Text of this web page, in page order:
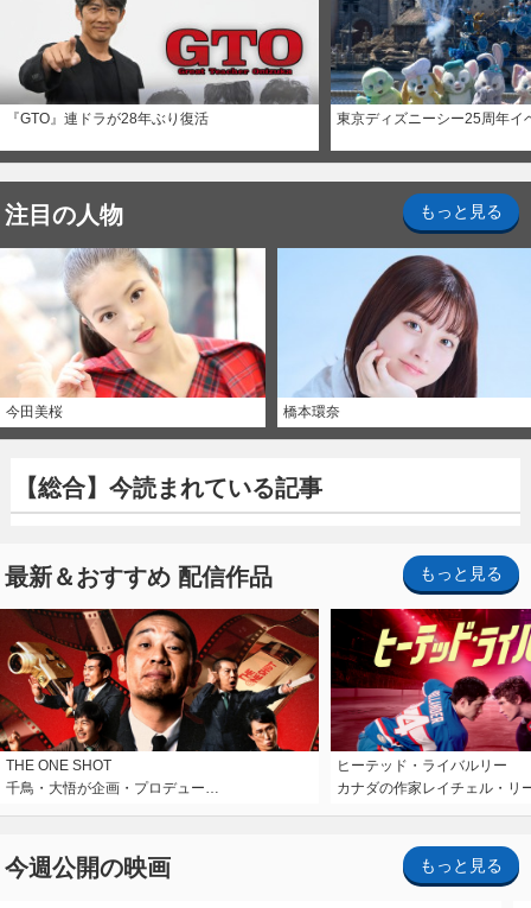
『GTO』連ドラが28年ぶり復活 東京ディズニーシー25周年イ
注目の人物 もっと見る
今田美桜 橋本環奈
【総合】今読まれている記事
最新＆おすすめ 配信作品 もっと見る
THE ONE SHOT
千鳥・大悟が企画・プロデュー…
ヒーテッド・ライバルリー
カナダの作家レイチェル・リ
今週公開の映画 もっと見る